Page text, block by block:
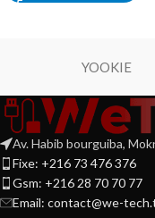
YOOKIE
Av. Habib bourguiba,
Fixe: +216 73 476 376
Gsm: +216 28 70 70 77
Email: contact@we-